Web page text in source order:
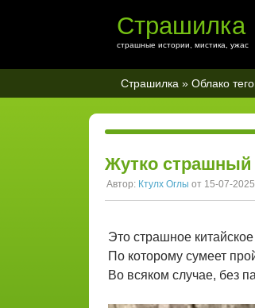
Страшилка
страшные истории, мистика, ужас
Страшилка » Облако
Жутко страшный
Автор: Ктулх Оглы от 15-07-
Это страшное
По которому сумеет
Во всяком случае, без